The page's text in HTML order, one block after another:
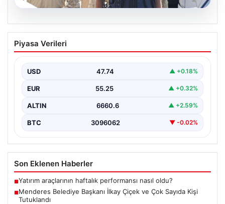
Menderes Belediye Başkanı İlkay Çiçek
ve Çok Sayıda Kişi Tutuklandı
soruşturma kapsamında, Belediye Başkanı İlkay Çiçek
ve…
Piyasa Verileri
USD 47.74 ▲ +0.18%
EUR 55.25 ▲ +0.32%
ALTIN 6660.6 ▲ +2.59%
BTC 3096062 ▼ -0.02%
Son Eklenen Haberler
■Yatırım araçlarının haftalık performansı nasıl oldu?
■Menderes Belediye Başkanı İlkay Çiçek ve Çok Sayıda Kişi
Tutuklandı